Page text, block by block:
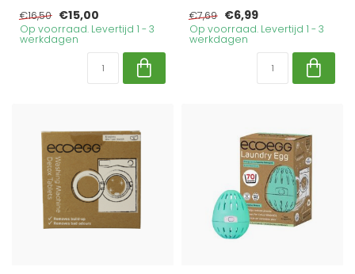
€16,50 €15,00
Op voorraad. Levertijd 1 - 3
werkdagen
€7,69 €6,99
Op voorraad. Levertijd 1 - 3
werkdagen